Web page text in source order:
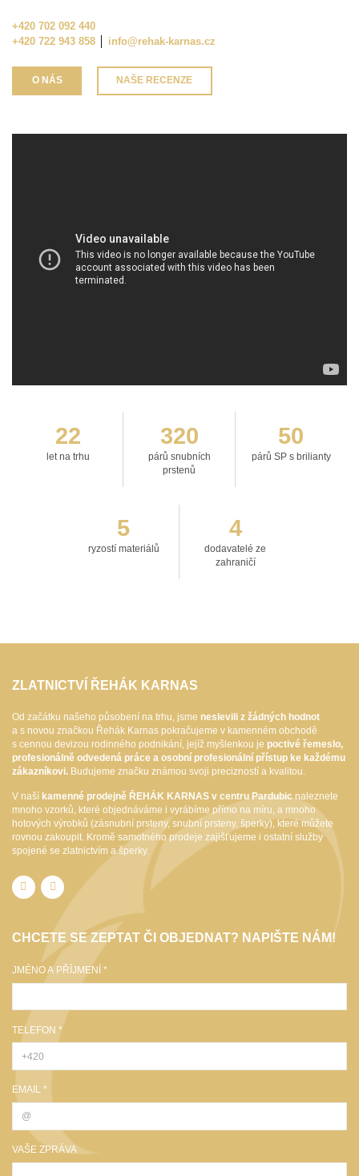
+420 702 092 440
+420 722 943 858
info@rehak-karnas.cz
O NÁS NAŠE RECENZE
22
let na trhu
320
párů snubních
prstenů
50
párů SP s brilianty
5
ryzostí materiálů
4
dodavatelé ze
zahraničí
ZLATNICTVÍ ŘEHÁK KARNAS
Od začátku našeho působení na trhu, jsme neslevili z žádných hodnot
a s novou značkou Řehák Karnas pokračujeme v kamenném obchodě
s cennou devizou rodinného podnikání, jejíž myšlenkou je poctivé řemeslo,
profesionálně odvedená práce a osobní profesionální přístup ke každému
zákazníkovi. Budujeme značku známou svoji precizností a kvalitou.
V naší kamenné prodejně ŘEHÁK KARNAS v centru Pardubicnaleznete
mnoho vzorků, které objednáváme i vyrábíme přímo na míru, a mnoho
hotových výrobků (zásnubní prsteny, snubní prsteny, šperky), které můžete
rovnou zakoupit. Kromě samotného prodeje zajišťujeme i ostatní služby
spojené se zlatnictvím a šperky.
CHCETE SE ZEPTAT ČI OBJEDNAT? NAPIŠTE NÁM!
JMÉNO A PŘÍJMENÍ *
TELEFON *
EMAIL *
VAŠE ZPRÁVA